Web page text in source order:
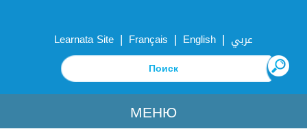
Learnata Site | Français | English | عربي
МЕНЮ